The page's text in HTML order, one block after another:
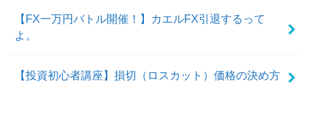
【FX一万円バトル開催！】カエルFX引退するって
よ。
【投資初心者講座】損切（ロスカット）価格の決め方